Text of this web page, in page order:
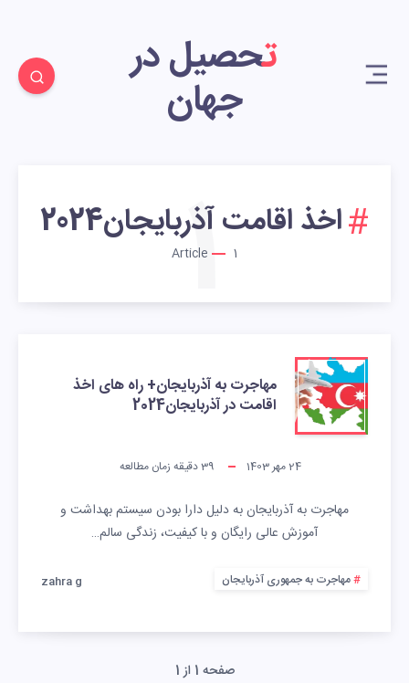
تحصیل در
جهان
اخذ اقامت آذربایجان2024
1
1
مهاجرت به آذربایجان+ راه های اخذ
اقامت در آذربایجان2024
24 مهر 1403 39دقیقه زمان مطالعه
مهاجرت به آذربایجان به دلیل دارا بودن سیستم بهداشت و
آموزش عالی رایگان و با کیفیت، زندگی سالم…
مهاجرت به جمهوری آذربایجان zahra g
صفحه 1 از 1